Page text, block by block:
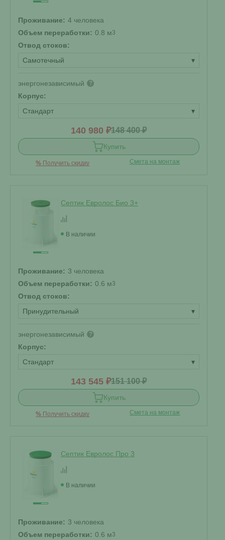
Проживание: 4 человека
Объем переработки: 0.8 м3
Отвод стоков:
Самотечный
▾
энергонезависимый ?
Корпус:
Стандарт
▾
140 980 ₽148 400 ₽
Купить
% Получить скидку Смета на монтаж
Септик Евролос Био 3+
В наличии
Проживание: 3 человека
Объем переработки: 0.6 м3
Отвод стоков:
Принудительный
▾
энергонезависимый ?
Корпус:
Стандарт
▾
143 545 ₽151 100 ₽
Купить
% Получить скидку Смета на монтаж
Септик Евролос Про 3
В наличии
Проживание: 3 человека
Объем переработки: 0.6 м3